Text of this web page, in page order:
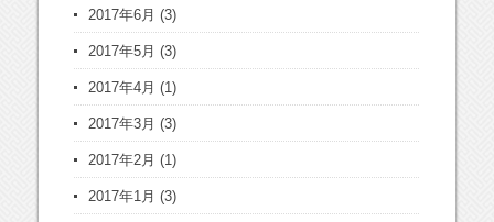
2017年6月 (3)
2017年5月 (3)
2017年4月 (1)
2017年3月 (3)
2017年2月 (1)
2017年1月 (3)